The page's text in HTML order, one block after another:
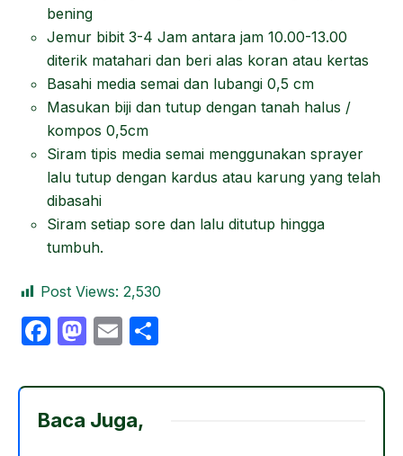
bening
Jemur bibit 3-4 Jam antara jam 10.00-13.00
diterik matahari dan beri alas koran atau kertas
Basahi media semai dan lubangi 0,5 cm
Masukan biji dan tutup dengan tanah halus /
kompos 0,5cm
Siram tipis media semai menggunakan sprayer
lalu tutup dengan kardus atau karung yang telah
dibasahi
Siram setiap sore dan lalu ditutup hingga
tumbuh.
Post Views: 2,530
F
c
e
M
st
o
E
ail ar
Baca Juga,